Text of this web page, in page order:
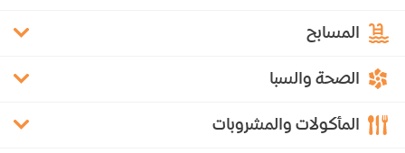
المسابح
الصحة والسبا
المأكولات والمشروبات